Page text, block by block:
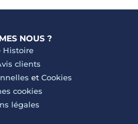
NOUS ?
Histoire
clients
et Cookies
cookies
légales